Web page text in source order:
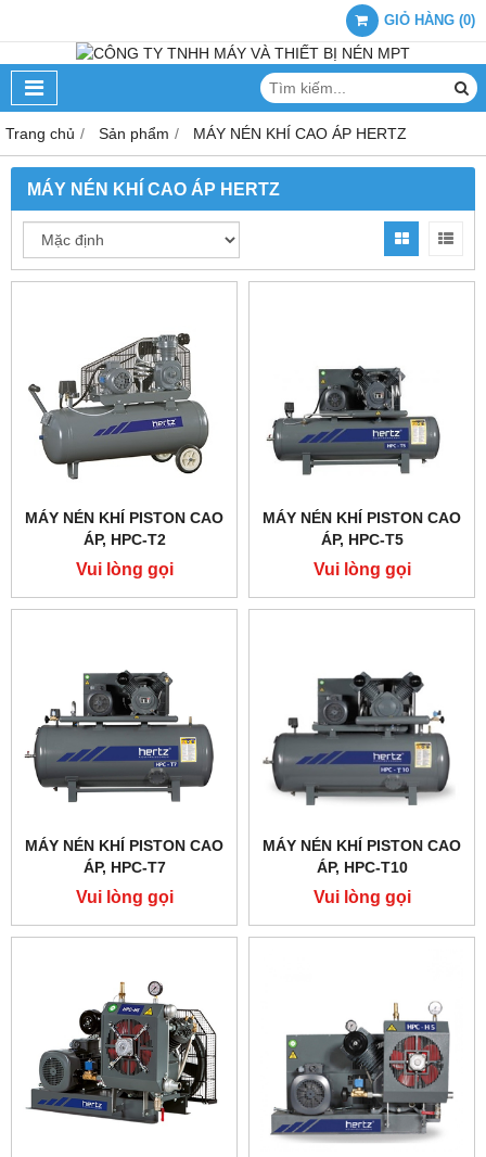
GIỎ HÀNG (0)
Trang chủ Sản phẩm MÁY NÉN KHÍ CAO ÁP HERTZ
MÁY NÉN KHÍ CAO ÁP HERTZ
MÁY NÉN KHÍ PISTON CAO
ÁP, HPC-T2
Vui lòng gọi
MÁY NÉN KHÍ PISTON CAO
ÁP, HPC-T5
Vui lòng gọi
MÁY NÉN KHÍ PISTON CAO
ÁP, HPC-T7
Vui lòng gọi
MÁY NÉN KHÍ PISTON CAO
ÁP, HPC-T10
Vui lòng gọi